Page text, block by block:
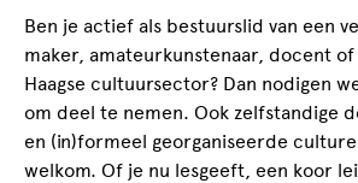
Ben je actief als bestuurslid van een
maker, amateurkunstenaar, docent
Haagse cultuursector? Dan nodigen
om deel te nemen. Ook zelfstandige
en (in)formeel georganiseerde
welkom. Of je nu lesgeeft, een koor